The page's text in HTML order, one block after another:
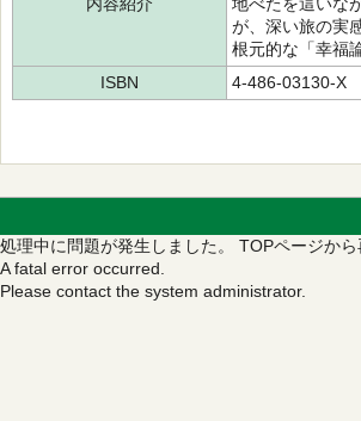
が、深い旅の実
根元的な「幸福
ISBN
4-486-03130-X
処理中に問題が発生しました。 TOPページか
A fatal error occurred.
Please contact the system administrator.